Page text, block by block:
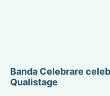
Banda Celebrare
Qualistage